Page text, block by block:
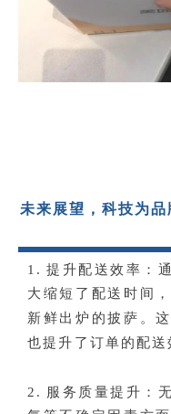
未来展望，科技为
1. 提升配送效率：
大缩短了配送时间
新鲜出炉的披萨。
也提升了订单的配送
2. 服务质量提升：